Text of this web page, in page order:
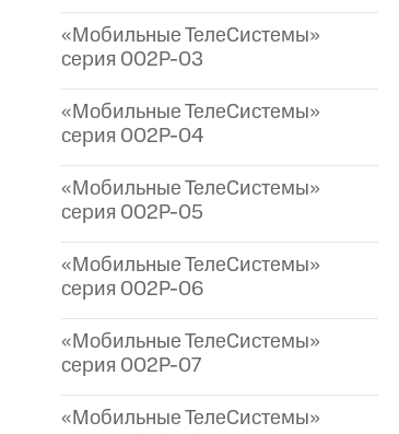
«Мобильные ТелеСистемы»
серия 002P-03
«Мобильные ТелеСистемы»
серия 002P-04
«Мобильные ТелеСистемы»
серия 002P-05
«Мобильные ТелеСистемы»
серия 002P-06
«Мобильные ТелеСистемы»
серия 002P-07
«Мобильные ТелеСистемы»